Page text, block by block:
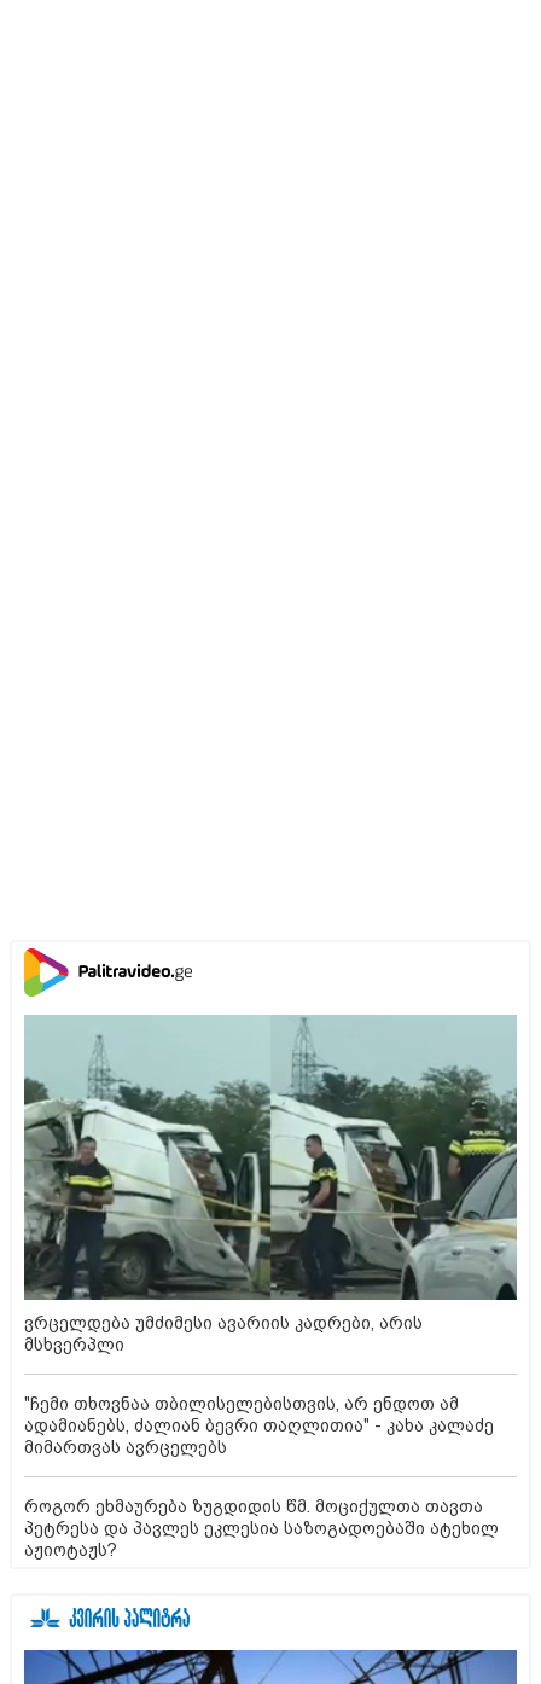
ვრცელდება უმძიმესი ავარიის კადრები, არის
მსხვერპლი
"ჩემი თხოვნაა თბილისელებისთვის, არ ენდოთ ამ
ადამიანებს, ძალიან ბევრი თაღლითია" - კახა კალაძე
მიმართვას ავრცელებს
როგორ ეხმაურება ზუგდიდის წმ. მოციქულთა თავთა
პეტრესა და პავლეს ეკლესია საზოგადოებაში ატეხილ
აჟიოტაჟს?